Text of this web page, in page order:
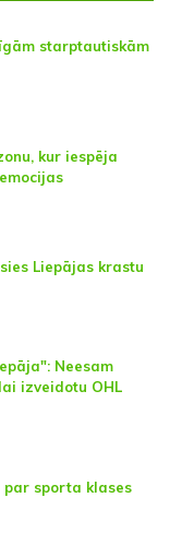
starptautiskām
kur iespēja
Liepājas krastu
Neesam
izveidotu OHL
par sporta klases